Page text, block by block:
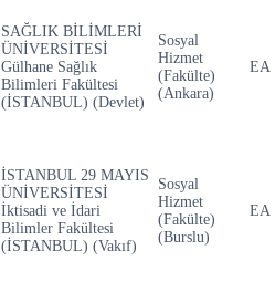
SAĞLIK BİLİMLERİ
ÜNİVERSİTESİ
Gülhane Sağlık
Bilimleri Fakültesi
(İSTANBUL) (Devlet)
Sosyal
Hizmet
(Fakülte)
(Ankara)
EA
İSTANBUL 29 MAYIS
ÜNİVERSİTESİ
İktisadi ve İdari
Bilimler Fakültesi
(İSTANBUL) (Vakıf)
Sosyal
Hizmet
(Fakülte)
(Burslu)
EA